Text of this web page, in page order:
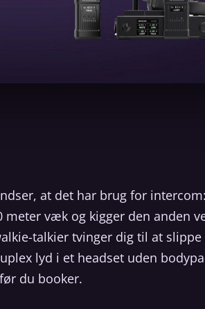
at det har brug for
væk og kigger den anden
talkier tvinger dig til at slippe
lyd i et headset uden
du booker.